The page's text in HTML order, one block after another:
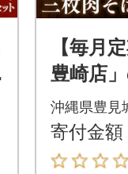
【毎月
豊崎店
4食セッ
沖縄県豊見
寄付金額